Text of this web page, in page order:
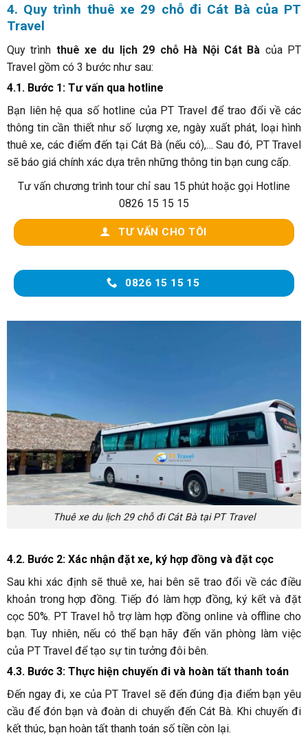
4. Quy trình thuê xe 29 chỗ đi Cát Bà của PT
Travel
Quy trình thuê xe du lịch 29 chỗ Hà Nội Cát Bà của PT
Travel gồm có 3 bước như sau:
4.1. Bước 1: Tư vấn qua hotline
Bạn liên hệ qua số hotline của PT Travel để trao đổi về các
thông tin cần thiết như số lượng xe, ngày xuất phát, loại hình
thuê xe, các điểm đến tại Cát Bà (nếu có),… Sau đó, PT Travel
sẽ báo giá chính xác dựa trên những thông tin bạn cung cấp.
Tư vấn chương trình tour chỉ sau 15 phút hoặc gọi Hotline
0826 15 15 15
TƯ VẤN CHO TÔI
0826 15 15 15
Thuê xe du lịch 29 chỗ đi Cát Bà tại PT Travel
4.2. Bước 2: Xác nhận đặt xe, ký hợp đồng và đặt cọc
Sau khi xác định sẽ thuê xe, hai bên sẽ trao đổi về các điều
khoản trong hợp đồng. Tiếp đó làm hợp đồng, ký kết và đặt
cọc 50%. PT Travel hỗ trợ làm hợp đồng online và offline cho
bạn. Tuy nhiên, nếu có thể bạn hãy đến văn phòng làm việc
của PT Travel để tạo sự tin tưởng đôi bên.
4.3. Bước 3: Thực hiện chuyến đi và hoàn tất thanh toán
Đến ngay đi, xe của PT Travel sẽ đến đúng địa điểm bạn yêu
cầu để đón bạn và đoàn di chuyển đến Cát Bà. Khi chuyến đi
kết thúc, bạn hoàn tất thanh toán số tiền còn lại.